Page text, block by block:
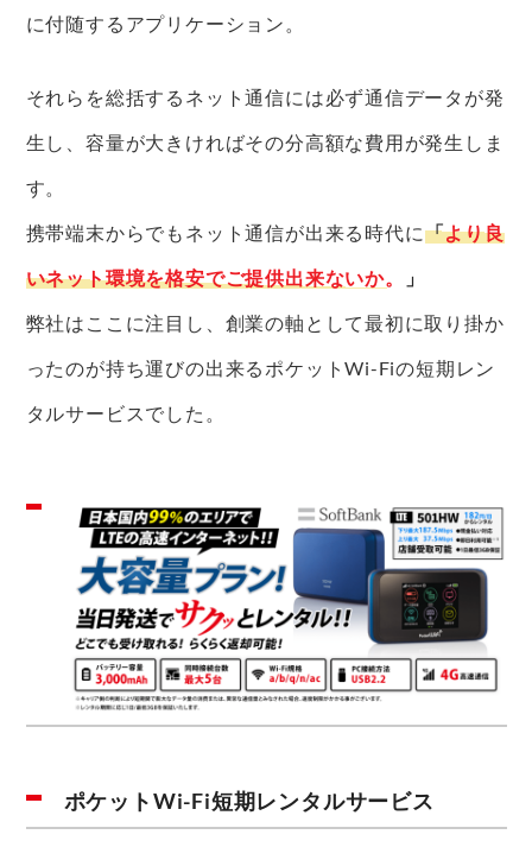
に付随するアプリケーション。
それらを総括するネット通信には必ず通信データが発
生し、容量が大きければその分高額な費用が発生しま
す。
携帯端末からでもネット通信が出来る時代に「より良
いネット環境を格安でご提供出来ないか。
」
弊社はここに注目し、創業の軸として最初に取り掛か
ったのが持ち運びの出来るポケットWi-Fiの短期レン
タルサービスでした。
ポケットWi-Fi短期レンタルサービス